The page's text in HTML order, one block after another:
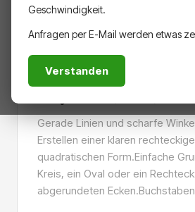
MATERIALIEN PLATTEN
Akylite® (Plex)
Gerade Linien und scharfe
Erstellen einer klaren
quadratischen Form.Einfache
Kreis, ein Oval oder ein
abgerundeten
Geschwindigkeit.
Anfragen per E-Mail werden etwas
Verstanden